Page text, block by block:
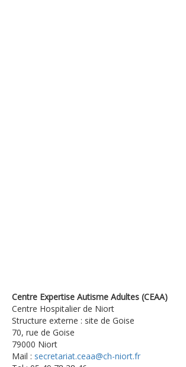
Centre Expertise Autisme Adultes (CEAA)
Centre Hospitalier de Niort
Structure externe : site de Goise
70, rue de Goise
79000 Niort
Mail : secretariat.ceaa@ch-niort.fr